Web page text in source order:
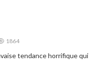
1864
tendance horrifique qui